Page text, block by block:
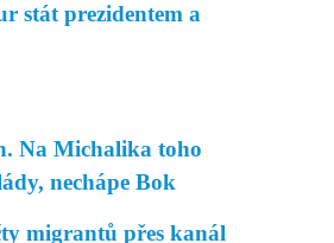
stát prezidentem a
Na Michalika toho
nechápe Bok
migrantů přes kanál